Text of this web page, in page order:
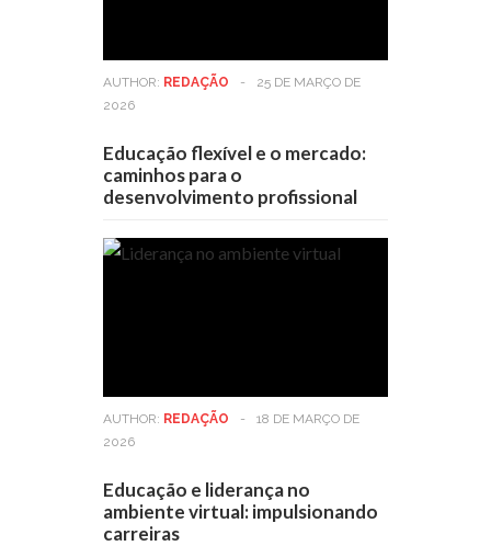
AUTHOR: REDAÇÃO -
25 DE MARÇO DE
2026
Educação flexível e o mercado:
caminhos para o
desenvolvimento profissional
AUTHOR: REDAÇÃO -
18 DE MARÇO DE
2026
Educação e liderança no
ambiente virtual: impulsionando
carreiras